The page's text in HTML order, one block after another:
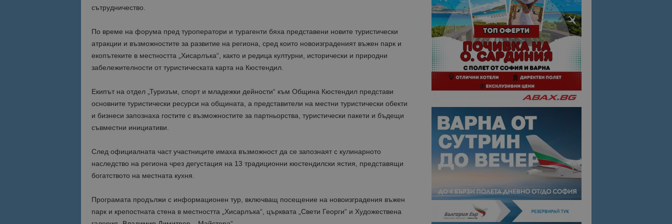
сътрудничество.
По време на форума пред туроператори и турагенти бяха представени новите туристически
атракции и възможностите за развитие на региона, сред които новоизграденият въжен парк и
екопътеките в местността „Хисарлъка“, както и редица културни, исторически и природни
забележителности от туристическата карта на Кюстендил.
Екипът на отдел „Туризъм, спорт и младежки дейности“ към Община Кюстендил представи
основните туристически ресурси на общината, а представители на местни туристически обекти
и бизнеси запознаха гостите с възможностите за партньорства, туристически пакети и бъдещи
съвместни инициативи.
След официалната част участниците имаха възможност да се запознаят с кулинарното
наследство на региона чрез дегустация на 13 традиционни кюстендилски ястия, представящи
богатството на местната кухня.
Програмата продължи с информационен тур, включващ посещение на новоизградения въжен
парк и крепостната стена в местността „Хисарлъка“, църквата „Свети Георги“ и Художествена